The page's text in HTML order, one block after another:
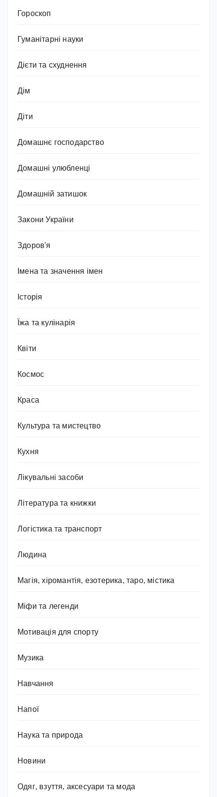
Гороскоп
Гуманітарні науки
Дієти та схуднення
Дім
Діти
Домашнє господарство
Домашні улюбленці
Домашній затишок
Закони України
Здоров'я
Імена та значення імен
Історія
Їжа та кулінарія
Квіти
Космос
Краса
Культура та мистецтво
Кухня
Лікувальні засоби
Література та книжки
Логістика та транспорт
Людина
Магія, хіромантія, езотерика, таро, містика
Міфи та легенди
Мотивація для спорту
Музика
Навчання
Напої
Наука та природа
Новини
Одяг, взуття, аксесуари та мода